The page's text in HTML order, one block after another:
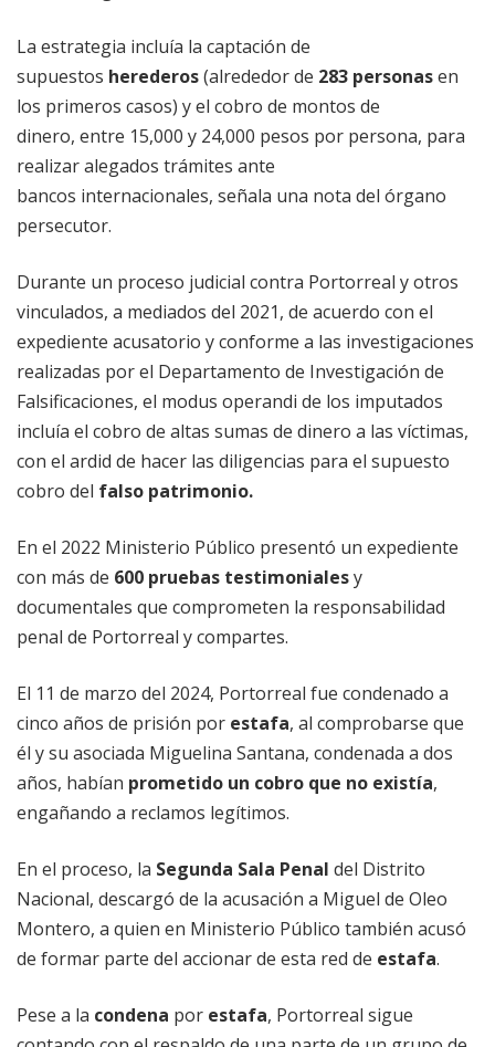
La estrategia incluía la captación de
supuestos herederos(alrededor de 283 personasen
los primeros casos) y el cobro de montos de
dinero, entre 15,000 y 24,000 pesos por persona, para
realizar alegados trámites ante
bancos internacionales, señala una nota del órgano
persecutor.
Durante un proceso judicial contra Portorreal y otros
vinculados, a mediados del 2021, de acuerdo con el
expediente acusatorio y conforme a las investigaciones
realizadas por el Departamento de Investigación de
Falsificaciones, el modus operandi de los imputados
incluía el cobro de altas sumas de dinero a las víctimas,
con el ardid de hacer las diligencias para el supuesto
cobro del falso patrimonio.
En el 2022 Ministerio Público presentó un expediente
con más de 600 pruebas testimonialesy
documentales que comprometen la responsabilidad
penal de Portorreal y compartes.
El 11 de marzo del 2024, Portorreal fue condenado a
cinco años de prisión por estafa, al comprobarse que
él y su asociada Miguelina Santana, condenada a dos
años, habían prometido un cobro que no existía,
engañando a reclamos legítimos.
En el proceso, la Segunda Sala Penal del Distrito
Nacional, descargó de la acusación a Miguel de Oleo
Montero, a quien en Ministerio Público también acusó
de formar parte del accionar de esta red de estafa.
Pese a la condena por estafa, Portorreal sigue